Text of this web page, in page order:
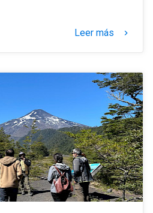
Leer más keyboard_arrow_right